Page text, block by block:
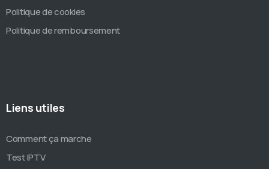
Politique de cookies
Politique de remboursement
Liens utiles
Comment ça marche
Test IPTV